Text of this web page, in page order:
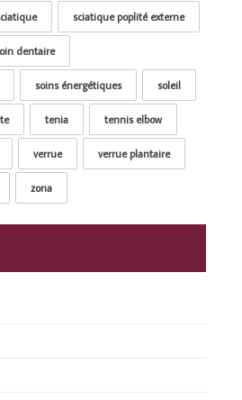
sciatique poplité externe
dentaire
soins énergétiques soleil
tenia tennis elbow
verrue verrue plantaire
zona